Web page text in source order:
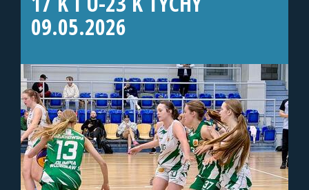
09.05.2026